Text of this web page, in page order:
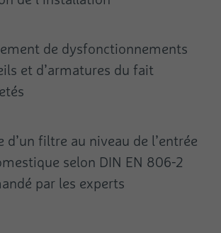
de dysfonctionnements
et d’armatures du fait
d’un filtre au niveau de l’entrée
selon DIN EN 806-2
par les experts